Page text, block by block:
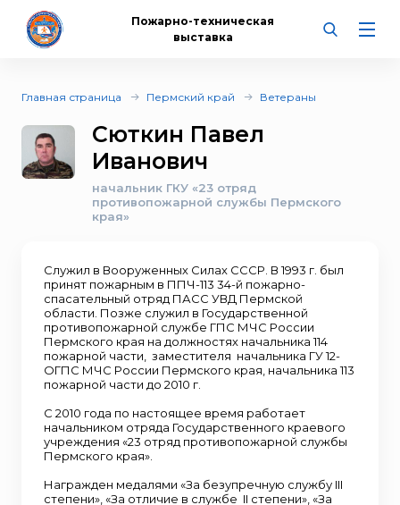
Пожарно-техническая
выставка
Главная страница Пермский край Ветераны
Сюткин Павел
Иванович
начальник ГКУ «23 отряд
противопожарной службы Пермского
края»
Служил в Вооруженных Силах СССР. В 1993 г. был
принят пожарным в ППЧ-113 34-й пожарно-
спасательный отряд ПАСС УВД Пермской
области. Позже служил в Государственной
противопожарной службе ГПС МЧС России
Пермского края на должностях начальника 114
пожарной части, заместителя начальника ГУ 12-
ОГПС МЧС России Пермского края, начальника 113
пожарной части до 2010 г.
С 2010 года по настоящее время работает
начальником отряда Государственного краевого
учреждения «23 отряд противопожарной службы
Пермского края».
Награжден медалями «За безупречную службу III
степени», «За отличие в службе II степени», «За